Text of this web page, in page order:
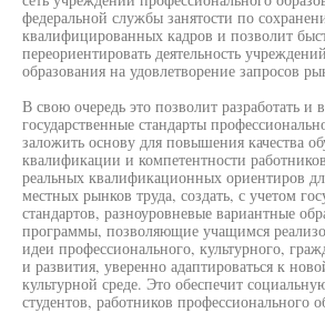
федеральной службы занятости по
квалифицированных кадров и позволит
переориентировать деятельность
образования на удовлетворение запросов
В свою очередь это позволит разработать и
государственные стандарты
заложить основу для повышения качества
квалификации и компетентности
реальных квалификационных ориентиров
местных рынков труда, создать, с учетом
стандартов, разноуровневые вариантные
программы, позволяющие учащимся
идеи профессионального, культурного,
и развития, уверенно адаптироваться к
культурной среде. Это обеспечит
студентов, работников профессионального